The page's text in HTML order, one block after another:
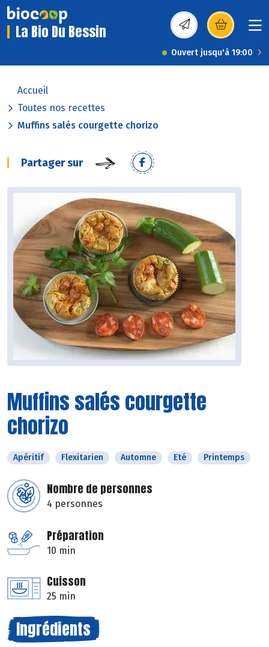
La Bio Du Bessin (s’ouvre dans une
Ouvert jusqu'à 19:00
Accueil
Toutes nos recettes
Muffins salés courgette chorizo
Partager sur
Muffins salés courgette
chorizo
Apéritif Flexitarien Automne Eté Printemps
Nombre de personnes
4 personnes
Préparation
10 min
Cuisson
25 min
Ingrédients